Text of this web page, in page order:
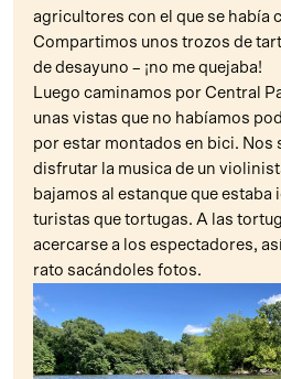
agricultores con el que se había
Compartimos unos trozos de
de desayuno – ¡no me quejaba!
Luego caminamos por Central
unas vistas que no habíamos
por estar montados en bici. Nos
disfrutar la musica de un
bajamos al estanque que estaba
turistas que tortugas. A las
acercarse a los espectadores,
rato sacándoles fotos.